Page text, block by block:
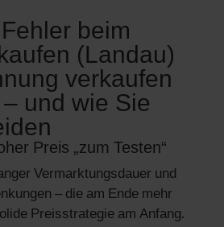
beim
(Landau)
verkaufen
und wie Sie
Preis „zum Testen“
Vermarktungsdauer und
– die am Ende mehr
Preisstrategie am Anfang.